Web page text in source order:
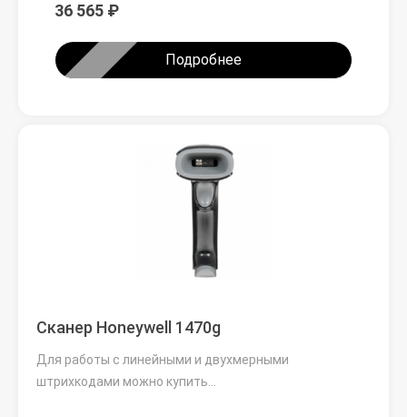
36 565 ₽
Подробнее
Сканер Honeywell 1470g
Для работы с линейными и двухмерными
штрихкодами можно купить…